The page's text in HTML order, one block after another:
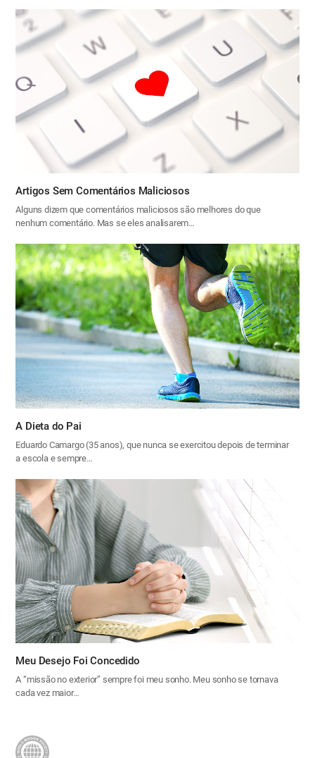
Artigos Sem Comentários Maliciosos
Alguns dizem que comentários maliciosos são melhores do que
nenhum comentário. Mas se eles analisarem…
A Dieta do Pai
Eduardo Camargo (35 anos), que nunca se exercitou depois de terminar
a escola e sempre…
Meu Desejo Foi Concedido
A “missão no exterior” sempre foi meu sonho. Meu sonho se tornava
cada vez maior…